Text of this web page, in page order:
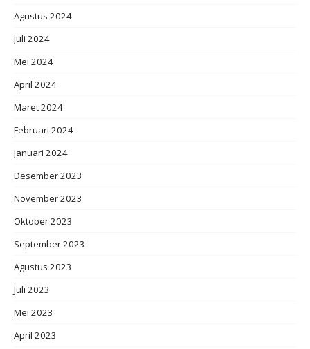
Agustus 2024
Juli 2024
Mei 2024
April 2024
Maret 2024
Februari 2024
Januari 2024
Desember 2023
November 2023
Oktober 2023
September 2023
Agustus 2023
Juli 2023
Mei 2023
April 2023